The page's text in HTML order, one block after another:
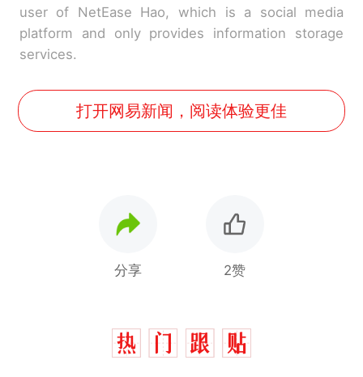
user of NetEase Hao, which is a social media
platform and only provides information storage
services.
打开网易新闻，阅读体验更佳
分享 2赞